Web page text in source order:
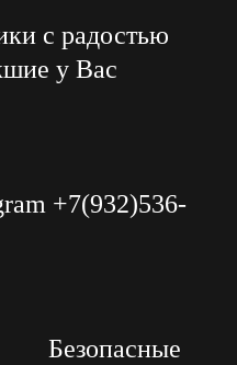
с радостью
у Вас
+7(932)536-
Безопасные